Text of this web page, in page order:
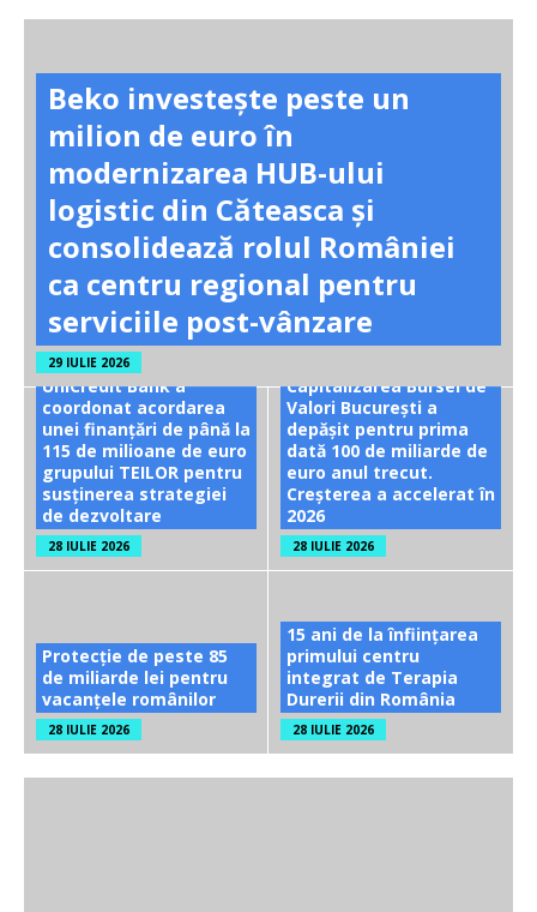
Beko investește peste un
milion de euro în
modernizarea HUB-ului
logistic din Căteasca și
consolidează rolul României
ca centru regional pentru
serviciile post-vânzare
29 IULIE 2026
UniCredit Bank a
coordonat acordarea
unei finanțări de până la
115 de milioane de euro
grupului TEILOR pentru
susținerea strategiei
de dezvoltare
28 IULIE 2026
Capitalizarea Bursei de
Valori București a
depășit pentru prima
dată 100 de miliarde de
euro anul trecut.
Creșterea a accelerat în
2026
28 IULIE 2026
Protecție de peste 85
de miliarde lei pentru
vacanțele românilor
28 IULIE 2026
15 ani de la înființarea
primului centru
integrat de Terapia
Durerii din România
28 IULIE 2026